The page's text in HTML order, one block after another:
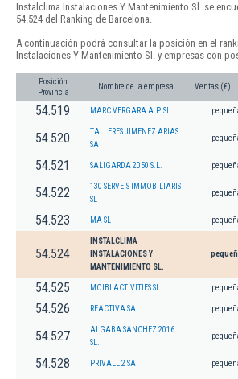
Instalclima Instalaciones Y Mantenimiento Sl. se
54.524 del Ranking de Barcelona.
A continuación podrá consultar la posición en el
Instalaciones Y Mantenimiento Sl. y empresas con
Posición
Provincia
Nombre de la empresa Ventas (€)
54.519 MARC VERGARA A.P. SL.
54.520
TALLERES JIMENEZ ARIAS
SA
54.521 SALIGARDA 2050 S.L.
54.522
130 SERVEIS IMMOBILIARIS
SL
54.523 MA SL
54.524
INSTALCLIMA
INSTALACIONES Y
MANTENIMIENTO SL.
54.525 MOIBI ACTIVITIES SL
54.526 REACTIVA SA
54.527
ALGABA SANCHEZ 2016
SL.
54.528 PRIVALL 2 SA